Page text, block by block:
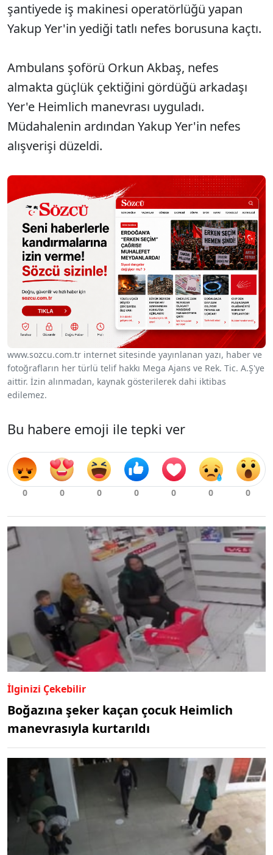
şantiyede iş makinesi operatörlüğü yapan
Yakup Yer'in yediği tatlı nefes borusuna kaçtı.
Ambulans şoförü Orkun Akbaş, nefes
almakta güçlük çektiğini gördüğü arkadaşı
Yer'e Heimlich manevrası uyguladı.
Müdahalenin ardından Yakup Yer'in nefes
alışverişi düzeldi.
www.sozcu.com.tr internet sitesinde yayınlanan yazı, haber ve
fotoğrafların her türlü telif hakkı Mega Ajans ve Rek. Tic. A.Ş'ye
aittir. İzin alınmadan, kaynak gösterilerek dahi iktibas
edilemez.
Bu habere emoji ile tepki ver
İlginizi Çekebilir
Boğazına şeker kaçan çocuk Heimlich
manevrasıyla kurtarıldı